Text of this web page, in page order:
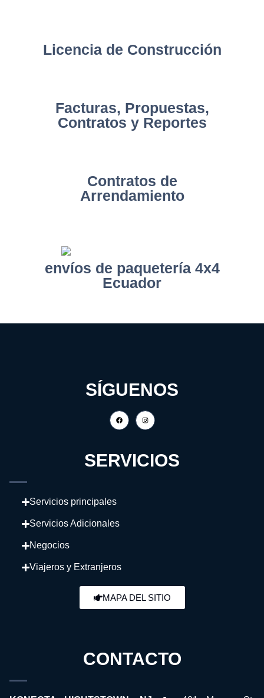
Licencia de Construcción
Facturas, Propuestas,
Contratos y Reportes
Contratos de
Arrendamiento
envíos de paquetería 4x4
Ecuador
SÍGUENOS
SERVICIOS
Servicios principales
Servicios Adicionales
Negocios
Viajeros y Extranjeros
MAPA DEL SITIO
CONTACTO